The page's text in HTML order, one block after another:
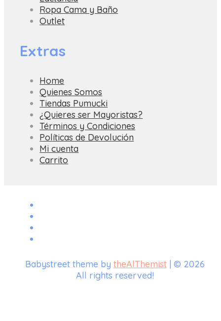
Ropa Cama y Baño
Outlet
Extras
Home
Quienes Somos
Tiendas Pumucki
¿Quieres ser Mayoristas?
Términos y Condiciones
Políticas de Devolución
Mi cuenta
Carrito
Babystreet theme by theAlThemist| © 2026
All rights reserved!